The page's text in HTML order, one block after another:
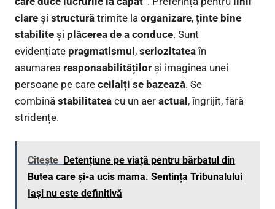
clare și structură trimite la organizare, ținte bine
stabilite și plăcerea de a conduce. Sunt
evidențiate pragmatismul, seriozitateaîn
asumarea responsabilităților și imaginea unei
persoane pe care ceilalți se bazează. Se
combină stabilitatea cu un aer actual, îngrijit, fără
stridențe.
Citește Detențiune pe viață pentru bărbatul din
Butea care și-a ucis mama. Sentința Tribunalului
Iași nu este definitivă